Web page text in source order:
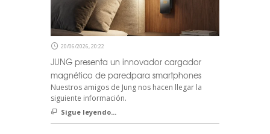
20/06/2026, 20:22
JUNG presenta un innovador cargador
magnético de paredpara smartphones
Nuestros amigos de Jung nos hacen llegar la
siguiente información.
Sigue leyendo...